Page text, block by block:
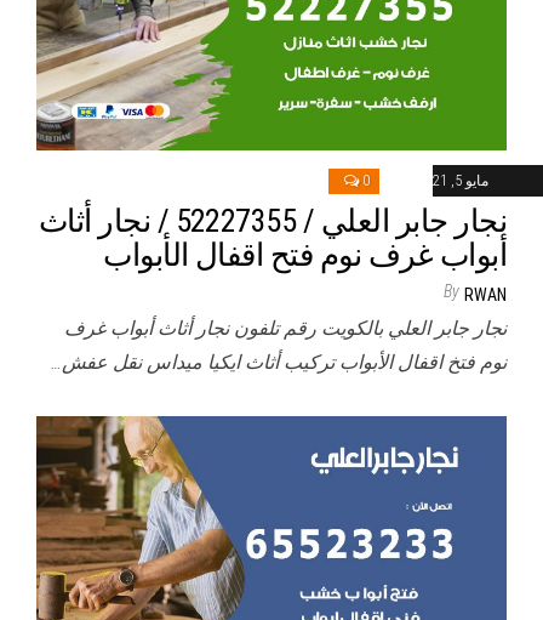
مايو 5, 2021 0
نجار جابر العلي / 52227355 / نجار أثاث
أبواب غرف نوم فتح اقفال الأبواب
By RWAN
نجار جابر العلي بالكويت رقم تلفون نجار أثاث أبواب غرف
نوم فتخ اقفال الأبواب تركيب أثاث ايكيا ميداس نقل عفش…